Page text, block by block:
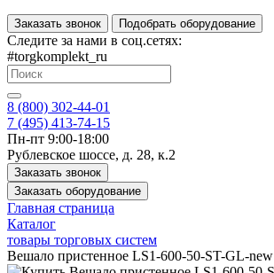
Заказать звонок Подобрать оборудование
Следите за нами в соц.сетях:
#torgkomplekt_ru
8 (800) 302-44-01
7 (495) 413-74-15
Пн-пт 9:00-18:00
Рублевское шоссе, д. 28, к.2
Заказать звонок
Заказать оборудование
Главная страница
Каталог
товары торговых систем
Вешало пристенное LS1-600-50-ST-GL-new